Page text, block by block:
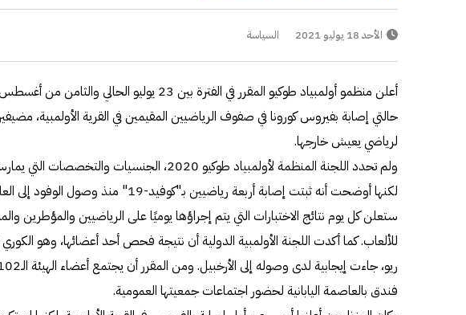
الأحد 18 يوليو 2021 السياسة
أعلن منظمو أولمبياد طوكيو المقرر في الفترة بين 23 يوليو
حالتي إصابة بفيروس كورونا في صفوف الرياضيين المقيمين في القرية الأولمبية،
لرياضي يعيش خارجها.
ولم تحدد اللجنة المنظمة لأولمبياد طوكيو 2020، الجنسيات
لكنها أوضحت أنه ثبتت إصابة أربعة رياضيين بـ"كوفيد-
ستعلن كل يوم نتائج الاختبارات التي يتم إجراؤها يوميًا على الرياضيين والمؤطرين
للألعاب. كما أكدت اللجنة الأولمبية الدولية أن نتيجة فحص أحد أعضائها، وهو
فندق بالعاصمة اليابانية لحضور اجتماعات جمعيتها العمومية.